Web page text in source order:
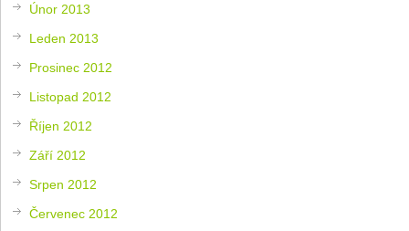
Únor 2013
Leden 2013
Prosinec 2012
Listopad 2012
Říjen 2012
Září 2012
Srpen 2012
Červenec 2012